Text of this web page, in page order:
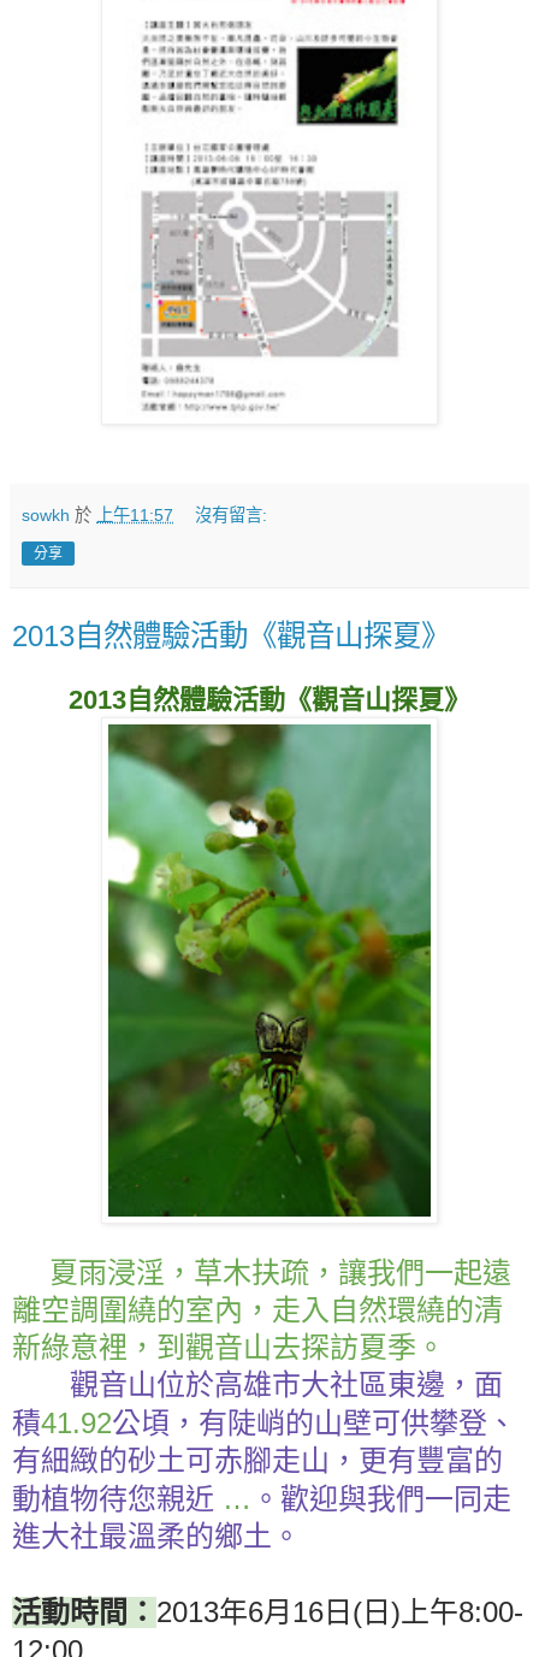
sowkh 於 上午11:57 沒有留言:
分享
2013自然體驗活動《觀音山探夏》
2013自然體驗活動《觀音山探夏》
夏雨浸淫，草木扶疏，讓我們一起遠
離空調圍繞的室內，走入自然環繞的清
新綠意裡，到觀音山去探訪夏季。
觀音山位於高雄市大社區東邊，面
積41.92公頃，有陡峭的山壁可供攀登、
有細緻的砂土可赤腳走山，更有豐富的
動植物待您親近 … 。歡迎與我們一同走
進大社最溫柔的鄉土。
活動時間： 2013年6月 16 日 ( 日 ) 上午8:00-
12:00